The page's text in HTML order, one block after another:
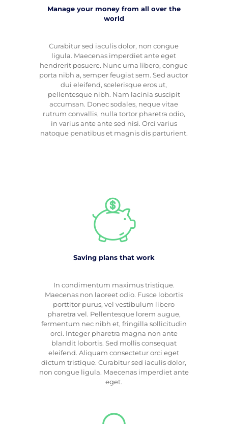
Manage your money from all over the
world
Curabitur sed iaculis dolor, non congue
ligula. Maecenas imperdiet ante eget
hendrerit posuere. Nunc urna libero, congue
porta nibh a, semper feugiat sem. Sed auctor
dui eleifend, scelerisque eros ut,
pellentesque nibh. Nam lacinia suscipit
accumsan. Donec sodales, neque vitae
rutrum convallis, nulla tortor pharetra odio,
in varius ante ante sed nisi. Orci varius
natoque penatibus et magnis dis parturient.
Saving plans that work
In condimentum maximus tristique.
Maecenas non laoreet odio. Fusce lobortis
porttitor purus, vel vestibulum libero
pharetra vel. Pellentesque lorem augue,
fermentum nec nibh et, fringilla sollicitudin
orci. Integer pharetra magna non ante
blandit lobortis. Sed mollis consequat
eleifend. Aliquam consectetur orci eget
dictum tristique. Curabitur sed iaculis dolor,
non congue ligula. Maecenas imperdiet ante
eget.